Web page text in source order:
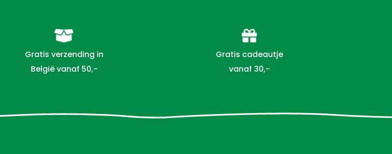
Gratis verzending in
België vanaf 50,-
Gratis cadeautje
vanaf 30,-